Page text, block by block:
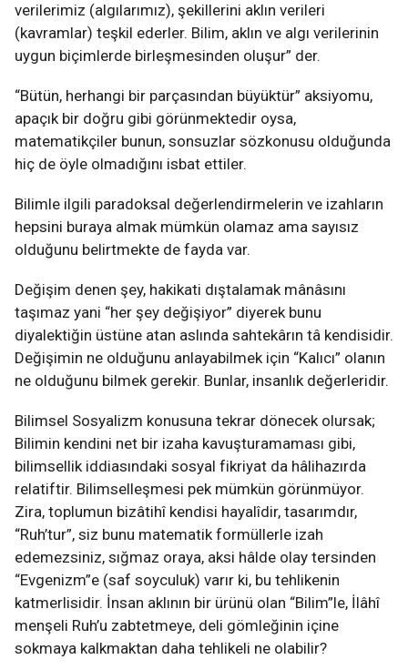
verilerimiz (algılarımız), şekillerini aklın verileri
(kavramlar) teşkil ederler. Bilim, aklın ve algı verilerinin
uygun biçimlerde birleşmesinden oluşur” der.
“Bütün, herhangi bir parçasından büyüktür” aksiyomu,
apaçık bir doğru gibi görünmektedir oysa,
matematikçiler bunun, sonsuzlar sözkonusu olduğunda
hiç de öyle olmadığını isbat ettiler.
Bilimle ilgili paradoksal değerlendirmelerin ve izahların
hepsini buraya almak mümkün olamaz ama sayısız
olduğunu belirtmekte de fayda var.
Değişim denen şey, hakikati dıştalamak mânâsını
taşımaz yani “her şey değişiyor” diyerek bunu
diyalektiğin üstüne atan aslında sahtekârın tâ kendisidir.
Değişimin ne olduğunu anlayabilmek için “Kalıcı” olanın
ne olduğunu bilmek gerekir. Bunlar, insanlık değerleridir.
Bilimsel Sosyalizm konusuna tekrar dönecek olursak;
Bilimin kendini net bir izaha kavuşturamaması gibi,
bilimsellik iddiasındaki sosyal fikriyat da hâlihazırda
relatiftir. Bilimselleşmesi pek mümkün görünmüyor.
Zira, toplumun bizâtihî kendisi hayalîdir, tasarımdır,
“Ruh’tur”, siz bunu matematik formüllerle izah
edemezsiniz, sığmaz oraya, aksi hâlde olay tersinden
“Evgenizm”e (saf soyculuk) varır ki, bu tehlikenin
katmerlisidir. İnsan aklının bir ürünü olan “Bilim”le, İlâhî
menşeli Ruh’u zabtetmeye, deli gömleğinin içine
sokmaya kalkmaktan daha tehlikeli ne olabilir?